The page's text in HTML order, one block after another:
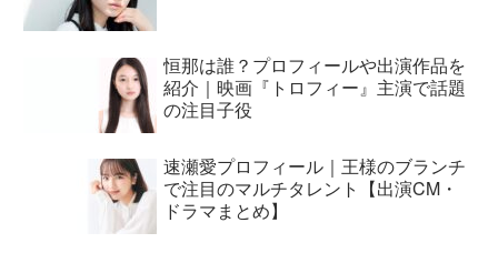
恒那は誰？プロフィールや出演作品を
紹介｜映画『トロフィー』主演で話題
の注目子役
速瀬愛プロフィール｜王様のブランチ
で注目のマルチタレント【出演CM・
ドラマまとめ】